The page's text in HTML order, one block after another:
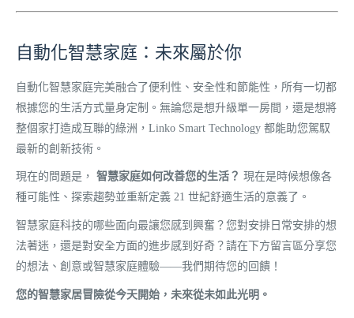
自動化智慧家庭：未來屬於你
自動化智慧家庭完美融合了便利性、安全性和節能性，所有一切都
根據您的生活方式量身定制。無論您是想升級單一房間，還是想將
整個家打造成互聯的綠洲，Linko Smart Technology 都能助您駕馭
最新的創新技術。
現在的問題是， 智慧家庭如何改善您的生活？ 現在是時候想像各
種可能性、探索趨勢並重新定義 21 世紀舒適生活的意義了。
智慧家庭科技的哪些面向最讓您感到興奮？您對安排日常安排的想
法著迷，還是對安全方面的進步感到好奇？請在下方留言區分享您
的想法、創意或智慧家庭體驗——我們期待您的回饋！
您的智慧家居冒險從今天開始，未來從未如此光明。